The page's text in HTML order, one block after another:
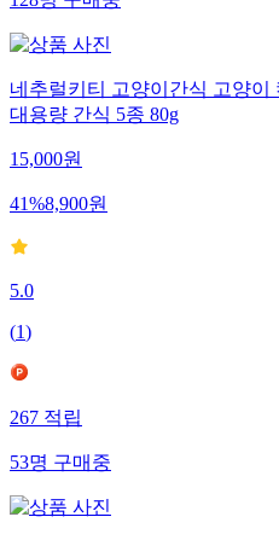
네추럴키티 고양이간식 고양이
대용량 간식 5종 80g
15,000원
41%8,900원
5.0
(1)
267 적립
53명 구매중